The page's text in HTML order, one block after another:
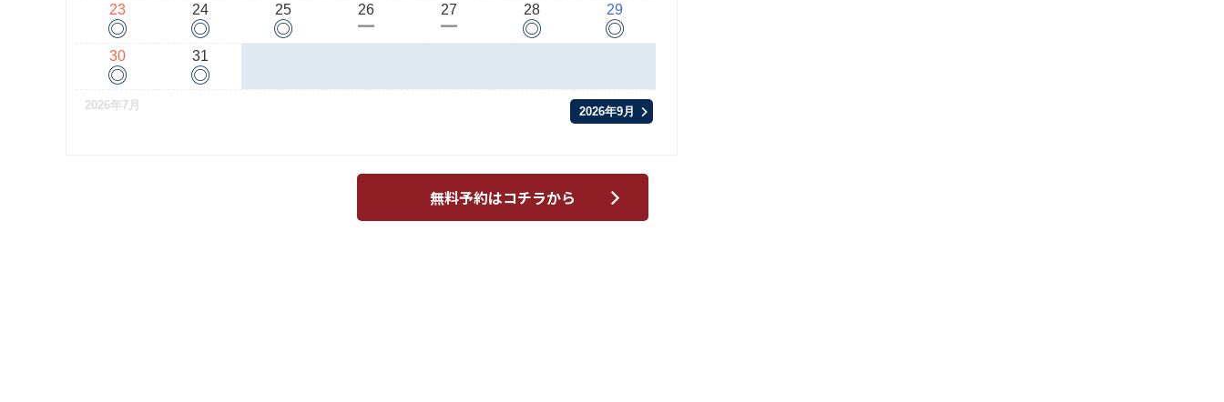
23
◎
24
◎
25
◎
26
ー
27
ー
28
◎
29
◎
30
◎
31
◎
2026年7月 2026年9月
無料予約はコチラから